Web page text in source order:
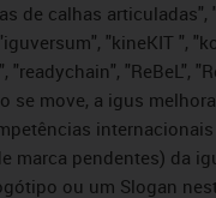
de calhas articuladas",
"kineKIT ",
"ReBeL",
se move, a igus
pendentes) da
ou um Slogan